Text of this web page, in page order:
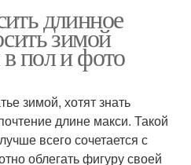
длинное
зимой
пол и фото
зимой, хотят знать
длине макси. Такой
всего сочетается с
облегать фигуру своей